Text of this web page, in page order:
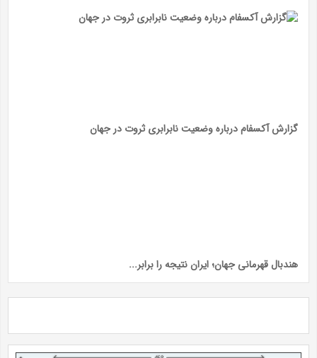
گزارش آکسفام درباره وضعیت نابرابری ثروت در جهان
هندبال قهرمانی جهان‎‎؛ ایران نتیجه را برابر...